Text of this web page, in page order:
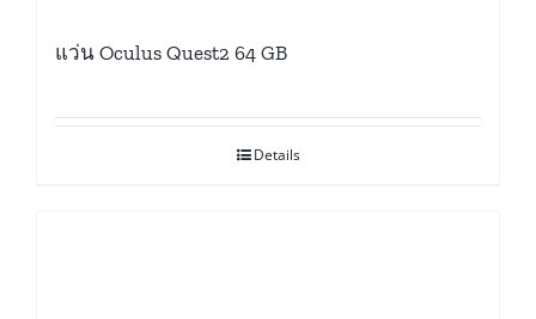
แว่น Oculus Quest2 64 GB
Details